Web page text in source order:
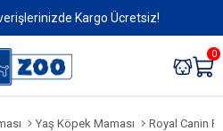
Kargo Ücretsiz!
0
Yaş Köpek Maması Royal Canin